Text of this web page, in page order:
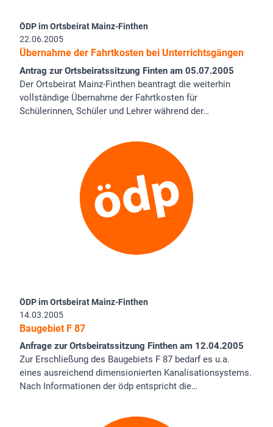
ÖDP im Ortsbeirat Mainz-Finthen
22.06.2005
Übernahme der Fahrtkosten bei Unterrichtsgängen
Antrag zur Ortsbeiratssitzung Finten am 05.07.2005
Der Ortsbeirat Mainz-Finthen beantragt die weiterhin
vollständige Übernahme der Fahrtkosten für
Schülerinnen, Schüler und Lehrer während der…
ÖDP im Ortsbeirat Mainz-Finthen
14.03.2005
Baugebiet F 87
Anfrage zur Ortsbeiratssitzung Finthen am 12.04.2005
Zur Erschließung des Baugebiets F 87 bedarf es u.a.
eines ausreichend dimensionierten Kanalisationsystems.
Nach Informationen der ödp entspricht die…